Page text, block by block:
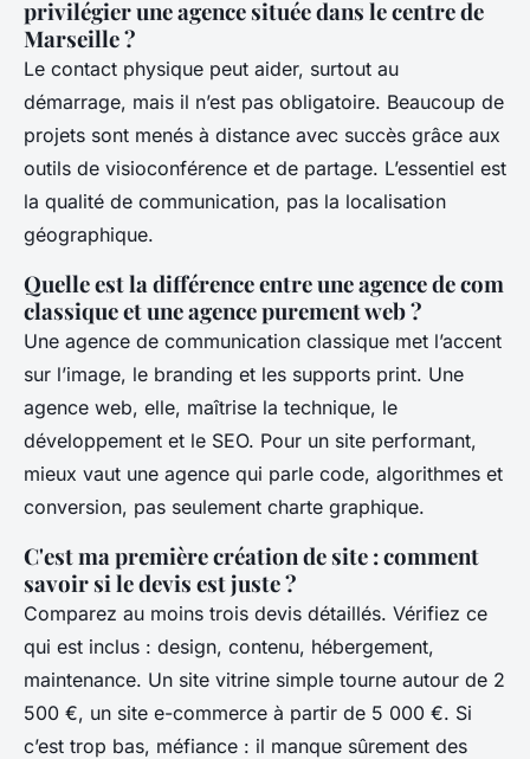
privilégier une agence située dans le centre de
Marseille ?
Le contact physique peut aider, surtout au
démarrage, mais il n’est pas obligatoire. Beaucoup de
projets sont menés à distance avec succès grâce aux
outils de visioconférence et de partage. L’essentiel est
la qualité de communication, pas la localisation
géographique.
Quelle est la différence entre une agence de com
classique et une agence purement web ?
Une agence de communication classique met l’accent
sur l’image, le branding et les supports print. Une
agence web, elle, maîtrise la technique, le
développement et le SEO. Pour un site performant,
mieux vaut une agence qui parle code, algorithmes et
conversion, pas seulement charte graphique.
C'est ma première création de site : comment
savoir si le devis est juste ?
Comparez au moins trois devis détaillés. Vérifiez ce
qui est inclus : design, contenu, hébergement,
maintenance. Un site vitrine simple tourne autour de 2
500 €, un site e-commerce à partir de 5 000 €. Si
c’est trop bas, méfiance : il manque sûrement des